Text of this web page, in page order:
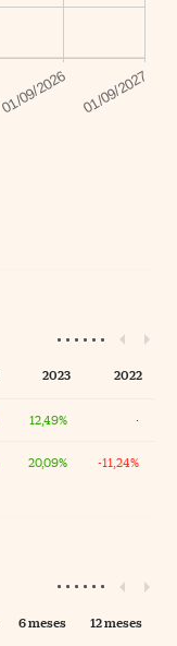
2023 2022
12,49% ·
20,09% -11,24%
6 meses 12 meses